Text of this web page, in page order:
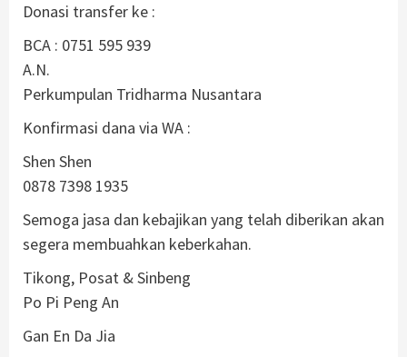
Donasi transfer ke :
BCA : 0751 595 939
A.N.
Perkumpulan Tridharma Nusantara
Konfirmasi dana via WA :
Shen Shen
0878 7398 1935
Semoga jasa dan kebajikan yang telah diberikan akan
segera membuahkan keberkahan.
Tikong, Posat & Sinbeng
Po Pi Peng An
Gan En Da Jia